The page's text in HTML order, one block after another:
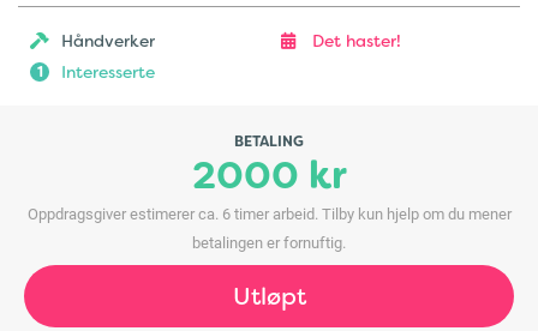
Håndverker Det haster!
1 Interesserte
BETALING
2000 kr
Oppdragsgiver estimerer ca. 6 timer arbeid. Tilby kun hjelp om du mener
betalingen er fornuftig.
Utløpt